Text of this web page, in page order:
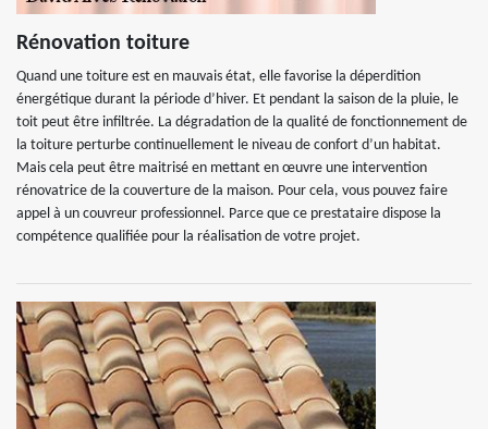
Rénovation toiture
Quand une toiture est en mauvais état, elle favorise la déperdition
énergétique durant la période d’hiver. Et pendant la saison de la pluie, le
toit peut être infiltrée. La dégradation de la qualité de fonctionnement de
la toiture perturbe continuellement le niveau de confort d’un habitat.
Mais cela peut être maitrisé en mettant en œuvre une intervention
rénovatrice de la couverture de la maison. Pour cela, vous pouvez faire
appel à un couvreur professionnel. Parce que ce prestataire dispose la
compétence qualifiée pour la réalisation de votre projet.